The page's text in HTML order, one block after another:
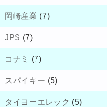
岡崎産業 (7)
JPS (7)
コナミ (7)
スパイキー (5)
タイヨーエレック (5)